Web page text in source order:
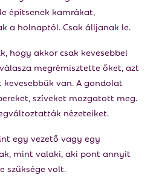
építsenek kamrákat,
a holnaptól. Csak álljanak le.
hogy akkor csak kevesebbel
megrémisztette őket, azt
van. A gondolat
szíveket mozgatott meg.
nézeteiket.
egy vezető vagy egy
mint valaki, aki pont annyit
szüksége volt.